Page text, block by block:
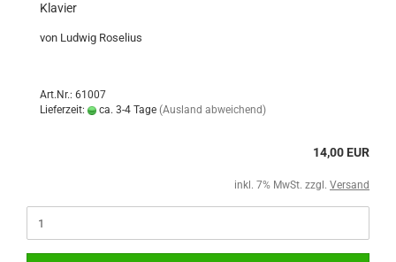
Klavier
von Ludwig Roselius
Art.Nr.: 61007
Lieferzeit:
ca. 3-4 Tage (Ausland abweichend)
14,00 EUR
inkl. 7% MwSt. zzgl. Versand